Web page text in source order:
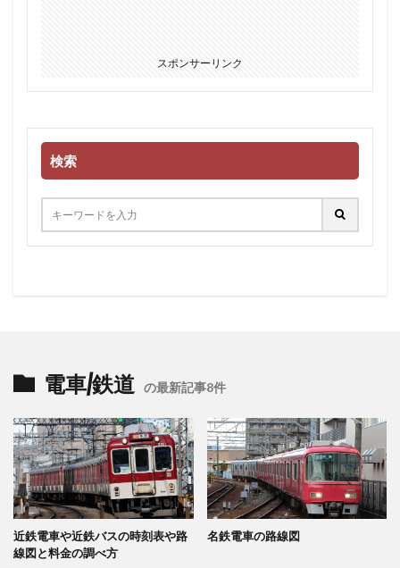
スポンサーリンク
検索
電車/鉄道 の最新記事8件
近鉄電車や近鉄バスの時刻表や路
線図と料金の調べ方
名鉄電車の路線図